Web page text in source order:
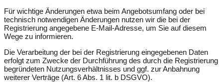
Für wichtige Änderungen etwa beim Angebotsumfang oder bei
technisch notwendigen Änderungen nutzen wir die bei der
Registrierung angegebene E-Mail-Adresse, um Sie auf diesem
Wege zu informieren.
Die Verarbeitung der bei der Registrierung eingegebenen Daten
erfolgt zum Zwecke der Durchführung des durch die Registrierung
begründeten Nutzungsverhältnisses und ggf. zur Anbahnung
weiterer Verträge (Art. 6 Abs. 1 lit. b DSGVO).